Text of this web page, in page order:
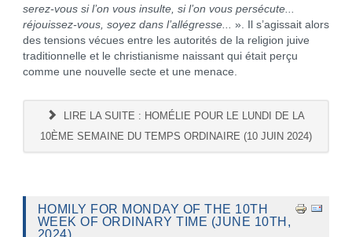
serez-vous si l’on vous insulte, si l’on vous persécute...
réjouissez-vous, soyez dans l’allégresse... ». Il s’agissait alors
des tensions vécues entre les autorités de la religion juive
traditionnelle et le christianisme naissant qui était perçu
comme une nouvelle secte et une menace.
LIRE LA SUITE : HOMÉLIE POUR LE LUNDI DE LA
10ÈME SEMAINE DU TEMPS ORDINAIRE (10 JUIN 2024)
HOMILY FOR MONDAY OF THE 10TH
WEEK OF ORDINARY TIME (JUNE 10TH,
2024)